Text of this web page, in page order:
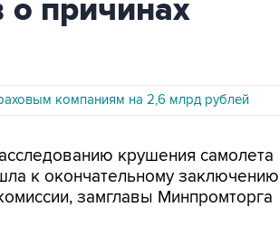
причинах
компаниям на 2,6 млрд рублей
крушения самолета
к окончательному заключению
замглавы Минпромторга